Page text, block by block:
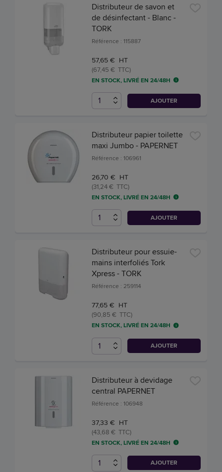
Distributeur de savon et
de désinfectant - Blanc -
TORK
Référence : 115887
57,65 € HT
(67,45 € TTC)
EN STOCK, LIVRÉ EN 24/48H
AJOUTER
Distributeur papier toilette
maxi Jumbo - PAPERNET
Référence : 106961
26,70 € HT
(31,24 € TTC)
EN STOCK, LIVRÉ EN 24/48H
AJOUTER
Distributeur pour essuie-
mains interfoliés Tork
Xpress - TORK
Référence : 259114
77,65 € HT
(90,85 € TTC)
EN STOCK, LIVRÉ EN 24/48H
AJOUTER
Distributeur à devidage
central PAPERNET
Référence : 106948
37,33 € HT
(43,68 € TTC)
EN STOCK, LIVRÉ EN 24/48H
AJOUTER